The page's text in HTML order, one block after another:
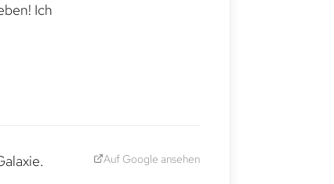
Ich
Auf Google ansehen